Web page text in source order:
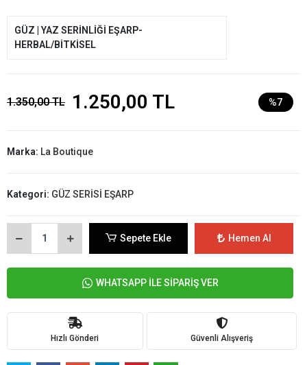
GÜZ | YAZ SERİNLİĞİ EŞARP-
HERBAL/BİTKİSEL
1.350,00 TL 1.250,00 TL %7
Marka: La Boutique
Kategori: GÜZ SERİSİ EŞARP
Sepete Ekle Hemen Al
WHATSAPP İLE SİPARİŞ VER
Hızlı Gönderi Güvenli Alışveriş